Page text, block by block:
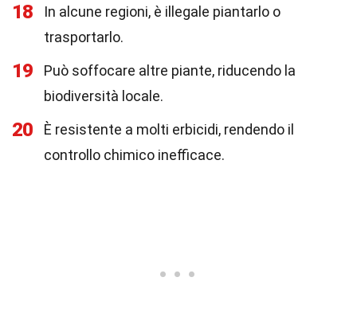
18
In alcune regioni, è illegale piantarlo o
trasportarlo.
19
Può soffocare altre piante, riducendo la
biodiversità locale.
20
È resistente a molti erbicidi, rendendo il
controllo chimico inefficace.